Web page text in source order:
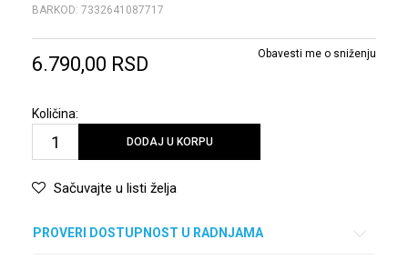
BARKOD: 7332641087717
6.790,00 RSD Obavesti me o sniženju
Količina:
DODAJ U KORPU
Sačuvajte u listi želja
PROVERI DOSTUPNOST U RADNJAMA